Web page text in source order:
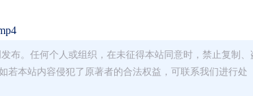
布。任何个人或组织，在未征得本站同意时，禁止复制、
若本站内容侵犯了原著者的合法权益，可联系我们进行处